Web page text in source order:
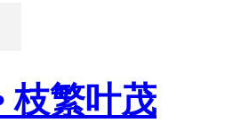
枝繁叶茂